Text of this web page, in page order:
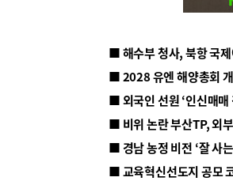
■ 해수부 청사, 북항 국
■ 2028 유엔 해양총회
■ 외국인 선원 ‘인신매
■ 비위 논란 부산TP, 외